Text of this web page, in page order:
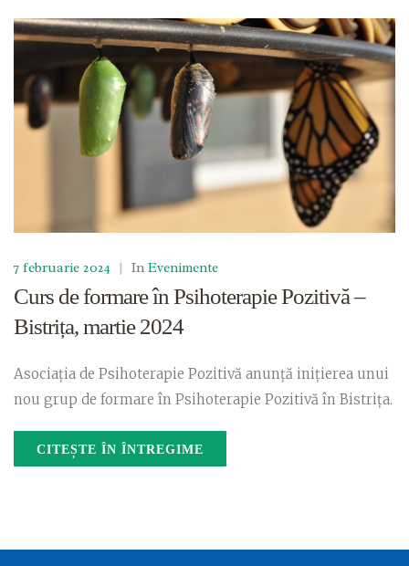
7 februarie 2024 | In Evenimente
Curs de formare în Psihoterapie Pozitivă –
Bistrița, martie 2024
Asociația de Psihoterapie Pozitivă anunță inițierea unui
nou grup de formare în Psihoterapie Pozitivă în Bistrița.
CITEȘTE ÎN ÎNTREGIME